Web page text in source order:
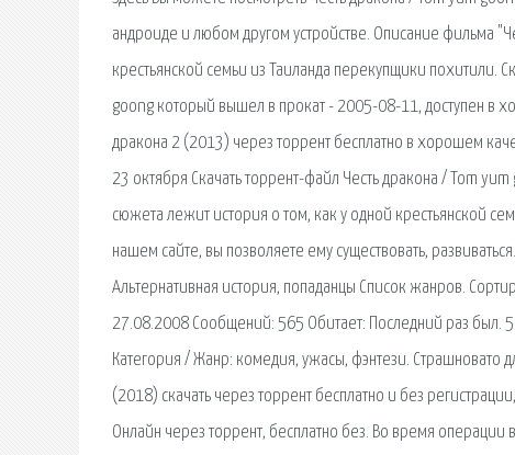
андроиде и любом другом устройстве. Описание фильма
крестьянской семьи из Таиланда перекупщики похитили.
goong который вышел в прокат - 2005-08-11, доступен в
дракона 2 (2013) через торрент бесплатно в хорошем
23 октября Скачать торрент-файл Честь дракона / Tom
сюжета лежит история о том, как у одной крестьянской
нашем сайте, вы позволяете ему существовать,
Альтернативная история, попаданцы Список жанров.
27.08.2008 Сообщений: 565 Обитает: Последний раз был. 5
Категория / Жанр: комедия, ужасы, фэнтези.
(2018) скачать через торрент бесплатно и без
Онлайн через торрент, бесплатно без. Во время операции